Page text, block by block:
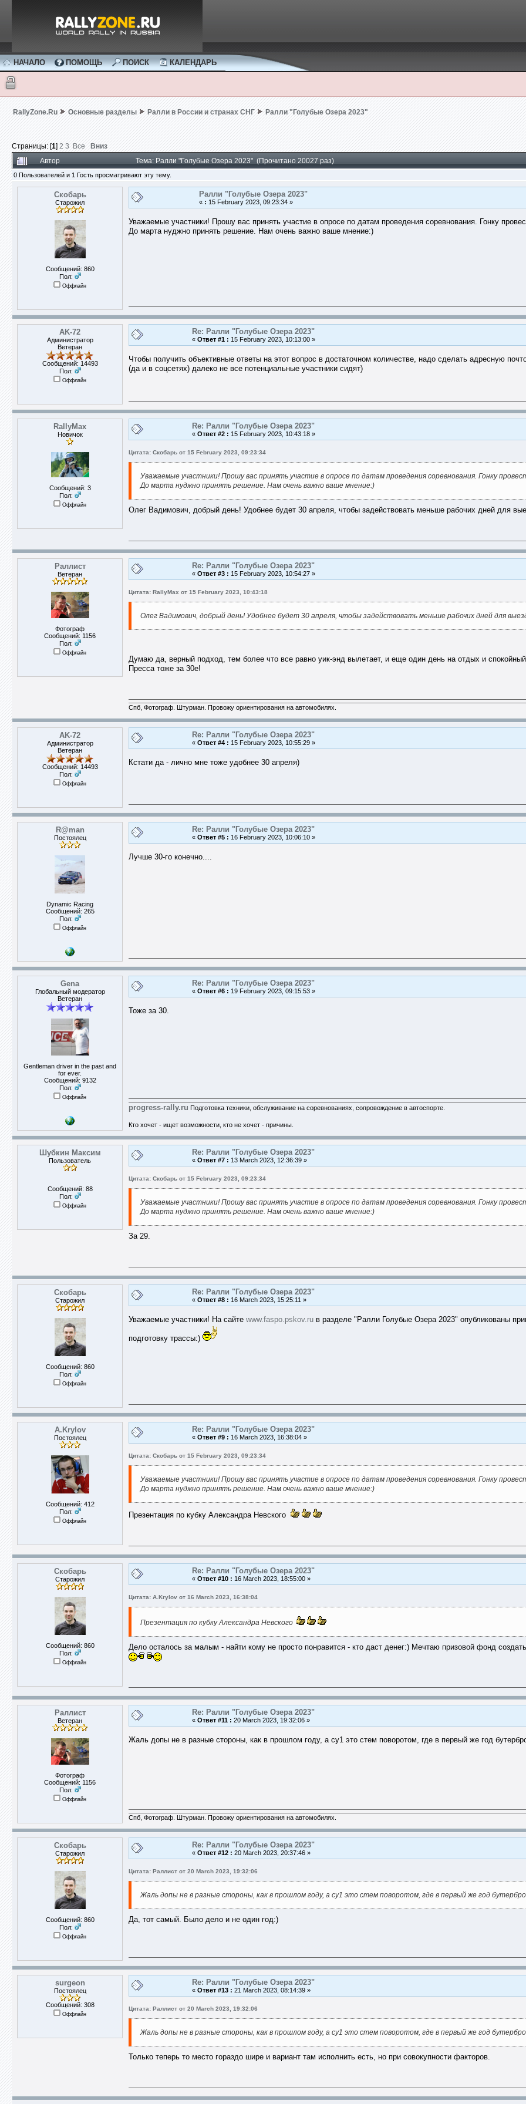
НАЧАЛО ПОМОЩЬ ПОИСК КАЛЕНДАРЬ
RallyZone.Ru Основные разделы Ралли в России и странах СНГ Ралли "Голубые Озера 2023"
Страницы: [1] 2 3 Все Вниз
Автор Тема: Ралли "Голубые Озера 2023" (Прочитано 20027 раз)
0 Пользователей и 1 Гость просматривают эту тему.
Скобарь
Старожил
Сообщений: 860
Пол:
Оффлайн
Ралли "Голубые Озера 2023"
« : 15 February 2023, 09:23:34 »
Уважаемые участники! Прошу вас принять участие в опросе по датам проведения соревнования.
До марта нуджно принять решение. Нам очень важно ваше мнение:)
AK-72
Администратор
Ветеран
Сообщений: 14493
Пол:
Оффлайн
Re: Ралли "Голубые Озера 2023"
« Ответ #1 : 15 February 2023, 10:13:00 »
Чтобы получить объективные ответы на этот вопрос в достаточном количестве, надо сделать адресную
(да и в соцсетях) далеко не все потенциальные участники сидят)
RallyMax
Новичок
Сообщений: 3
Пол:
Оффлайн
Re: Ралли "Голубые Озера 2023"
« Ответ #2 : 15 February 2023, 10:43:18 »
Цитата: Скобарь от 15 February 2023, 09:23:34
Уважаемые участники! Прошу вас принять участие в опросе по датам проведения соревнования. Гонку
До марта нуджно принять решение. Нам очень важно ваше мнение:)
Олег Вадимович, добрый день! Удобнее будет 30 апреля, чтобы задействовать меньше рабочих дней для
Раллист
Ветеран
Фотограф
Сообщений: 1156
Пол:
Оффлайн
Re: Ралли "Голубые Озера 2023"
« Ответ #3 : 15 February 2023, 10:54:27 »
Цитата: RallyMax от 15 February 2023, 10:43:18
Олег Вадимович, добрый день! Удобнее будет 30 апреля, чтобы задействовать меньше рабочих дней для
Думаю да, верный подход, тем более что все равно уик-энд вылетает, и еще один день на отдых и
Пресса тоже за 30е!
Спб, Фотограф. Штурман. Провожу ориентирования на автомобилях.
AK-72
Администратор
Ветеран
Сообщений: 14493
Пол:
Оффлайн
Re: Ралли "Голубые Озера 2023"
« Ответ #4 : 15 February 2023, 10:55:29 »
Кстати да - лично мне тоже удобнее 30 апреля)
R@man
Постоялец
Dynamic Racing
Сообщений: 265
Пол:
Оффлайн
Re: Ралли "Голубые Озера 2023"
« Ответ #5 : 16 February 2023, 10:06:10 »
Лучше 30-го конечно....
Gena
Глобальный модератор
Ветеран
Gentleman driver in the past and
for ever.
Сообщений: 9132
Пол:
Оффлайн
Re: Ралли "Голубые Озера 2023"
« Ответ #6 : 19 February 2023, 09:15:53 »
Тоже за 30.
progress-rally.ru Подготовка техники, обслуживание на соревнованиях, сопровождение в автоспорте.
Кто хочет - ищет возможности, кто не хочет - причины.
Шубкин Максим
Пользователь
Сообщений: 88
Пол:
Оффлайн
Re: Ралли "Голубые Озера 2023"
« Ответ #7 : 13 March 2023, 12:36:39 »
Цитата: Скобарь от 15 February 2023, 09:23:34
Уважаемые участники! Прошу вас принять участие в опросе по датам проведения соревнования. Гонку
До марта нуджно принять решение. Нам очень важно ваше мнение:)
За 29.
Скобарь
Старожил
Сообщений: 860
Пол:
Оффлайн
Re: Ралли "Голубые Озера 2023"
« Ответ #8 : 16 March 2023, 15:25:11 »
Уважаемые участники! На сайте www.faspo.pskov.ru в разделе "Ралли Голубые Озера 2023" опубликованы
подготовку трассы:)
A.Krylov
Постоялец
Сообщений: 412
Пол:
Оффлайн
Re: Ралли "Голубые Озера 2023"
« Ответ #9 : 16 March 2023, 16:38:04 »
Цитата: Скобарь от 15 February 2023, 09:23:34
Уважаемые участники! Прошу вас принять участие в опросе по датам проведения соревнования. Гонку
До марта нуджно принять решение. Нам очень важно ваше мнение:)
Презентация по кубку Александра Невского
Скобарь
Старожил
Сообщений: 860
Пол:
Оффлайн
Re: Ралли "Голубые Озера 2023"
« Ответ #10 : 16 March 2023, 18:55:00 »
Цитата: A.Krylov от 16 March 2023, 16:38:04
Презентация по кубку Александра Невского
Дело осталось за малым - найти кому не просто понравится - кто даст денег:) Мечтаю призовой фонд
Раллист
Ветеран
Фотограф
Сообщений: 1156
Пол:
Оффлайн
Re: Ралли "Голубые Озера 2023"
« Ответ #11 : 20 March 2023, 19:32:06 »
Жаль допы не в разные стороны, как в прошлом году, а су1 это стем поворотом, где в первый же год
Спб, Фотограф. Штурман. Провожу ориентирования на автомобилях.
Скобарь
Старожил
Сообщений: 860
Пол:
Оффлайн
Re: Ралли "Голубые Озера 2023"
« Ответ #12 : 20 March 2023, 20:37:46 »
Цитата: Раллист от 20 March 2023, 19:32:06
Жаль допы не в разные стороны, как в прошлом году, а су1 это стем поворотом, где в первый же год
Да, тот самый. Было дело и не один год:)
surgeon
Постоялец
Сообщений: 308
Оффлайн
Re: Ралли "Голубые Озера 2023"
« Ответ #13 : 21 March 2023, 08:14:39 »
Цитата: Раллист от 20 March 2023, 19:32:06
Жаль допы не в разные стороны, как в прошлом году, а су1 это стем поворотом, где в первый же год
Только теперь то место гораздо шире и вариант там исполнить есть, но при совокупности факторов.